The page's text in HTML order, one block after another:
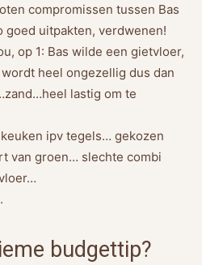
compromissen tussen Bas
goed uitpakten, verdwenen!
op 1: Bas wilde een gietvloer,
heel ongezellig dus dan
lastig om te
ipv tegels… gekozen
van groen… slechte combi
budgettip?